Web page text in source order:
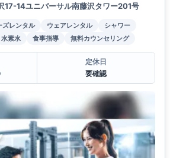
17-14ユニバーサル南藤沢タワー201号
ズレンタル ウェアレンタル
シャワー
水素水 食事指導 無料カウンセリング
定休日
要確認